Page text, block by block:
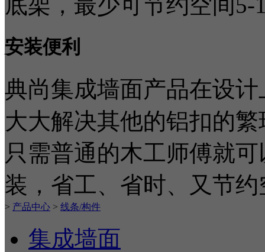
安装便利
典尚集成墙面产品在设
大大解决其他的铝扣的
只需普通的木工师傅就
装，省工、省时、又节约
> 产品中心 > 线条/构件
集成墙面